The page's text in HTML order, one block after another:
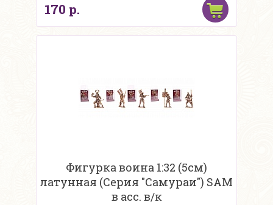
170 р.
Фигурка воина 1:32 (5см)
латунная (Серия "Самураи") SAM
в асс. в/к